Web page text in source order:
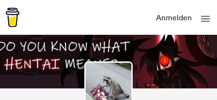
Anmelden